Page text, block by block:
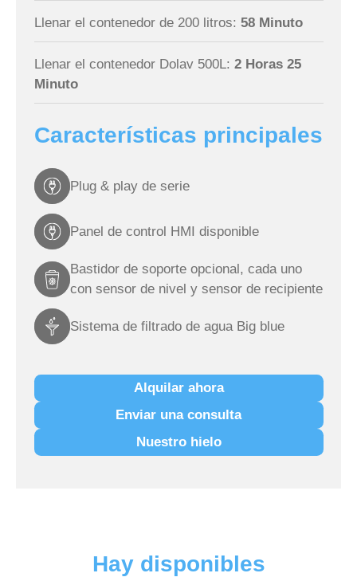
Llenar el contenedor de 200 litros: 58 Minuto
Llenar el contenedor Dolav 500L: 2 Horas 25
Minuto
Características principales
Plug & play de serie
Panel de control HMI disponible
Bastidor de soporte opcional, cada uno
con sensor de nivel y sensor de recipiente
Sistema de filtrado de agua Big blue
Alquilar ahora
Enviar una consulta
Nuestro hielo
Hay disponibles